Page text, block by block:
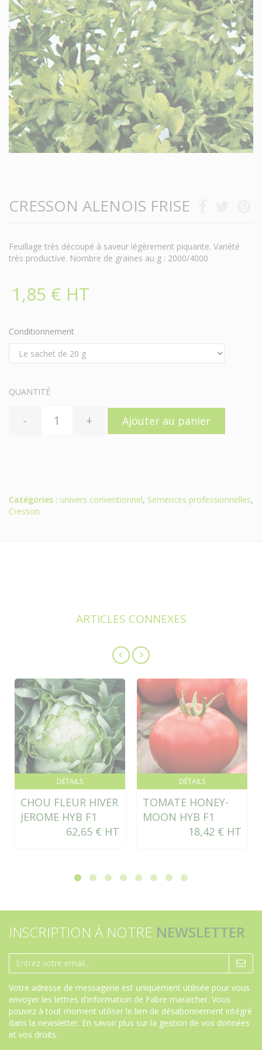
CRESSON ALENOIS FRISE
Feuillage très découpé à saveur légèrement piquante. Variété
très productive. Nombre de graines au g : 2000/4000
1,85 € HT
Conditionnement
QUANTITÉ
- + Ajouter au panier
Catégories : univers conventionnel, Semences professionnelles,
Cresson
ARTICLES CONNEXES
DÉTAILS
CHOU FLEUR HIVER
JEROME HYB F1
62,65 € HT
DÉTAILS
TOMATE HONEY-
MOON HYB F1
18,42 € HT
INSCRIPTION À NOTRE NEWSLETTER
Votre adresse de messagerie est uniquement utilisée pour vous
envoyer les lettres d'information de Fabre maraicher. Vous
pouvez à tout moment utiliser le lien de désabonnement intégré
dans la newsletter. En savoir plus sur la gestion de vos données
et vos droits.